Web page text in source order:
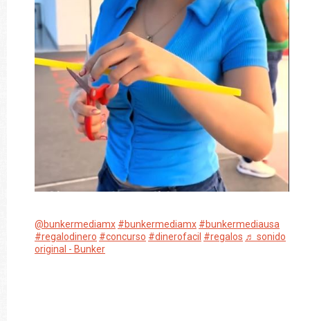
@bunkermediamx #bunkermediamx #bunkermediausa
#regalodinero #concurso #dinerofacil #regalos ♬ sonido
original - Bunker